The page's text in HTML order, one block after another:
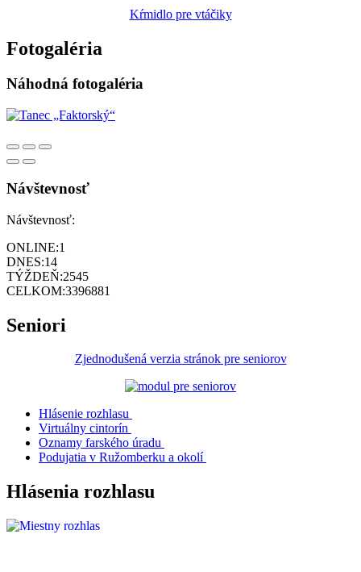
Kŕmidlo pre vtáčiky
Fotogaléria
Náhodná fotogaléria
Návštevnosť
Návštevnosť:
ONLINE:1
DNES:14
TÝŽDEŇ:2545
CELKOM:3396881
Seniori
Zjednodušená verzia stránok pre seniorov
Hlásenie rozhlasu
Virtuálny cintorín
Oznamy farského úradu
Podujatia v Ružomberku a okolí
Hlásenia rozhlasu